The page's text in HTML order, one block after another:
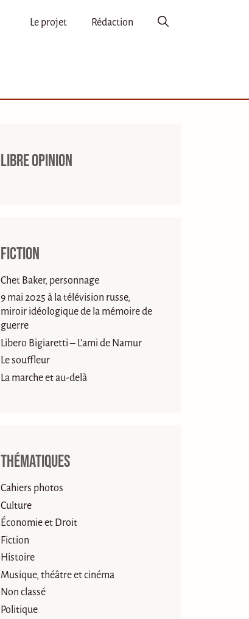
Le projet Rédaction
Libre opinion
Fiction
Chet Baker, personnage
9 mai 2025 à la télévision russe,
miroir idéologique de la mémoire de
guerre
Libero Bigiaretti – L’ami de Namur
Le souffleur
La marche et au-delà
Thématiques
Cahiers photos
Culture
Économie et Droit
Fiction
Histoire
Musique, théâtre et cinéma
Non classé
Politique